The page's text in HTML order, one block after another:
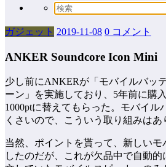
ガジェット 2019-11-08 0 コメント
ANKER Soundcore Icon Mini
少し前にANKERが「モバイルバッ
ーン」を実施しており、5年前に購
1000ptに替えてもらった。モバイル
くさいので、こういう取り組みはあ
当然、ポイントを貰って、新しい
したのだが、これが欠品中で自動